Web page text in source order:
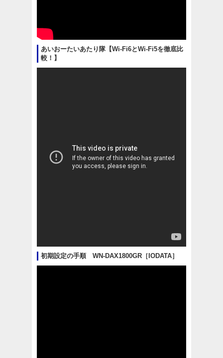
あいおーたいあたり隊【Wi-Fi6とWi-Fi5を徹底比
較！】
初期設定の手順 WN-DAX1800GR［IODATA］